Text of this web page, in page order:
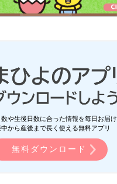
や生後日数に合った情報を毎日お届け
から産後まで長く使える無料アプリ
無料ダウンロード